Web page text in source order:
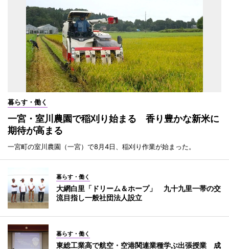
暮らす・働く
一宮・室川農園で稲刈り始まる 香り豊かな新米に
期待が高まる
一宮町の室川農園（一宮）で8月4日、稲刈り作業が始まった。
暮らす・働く
大網白里「ドリーム＆ホープ」 九十九里一帯の交
流目指し一般社団法人設立
暮らす・働く
東総工業高で航空・空港関連業種学ぶ出張授業 成